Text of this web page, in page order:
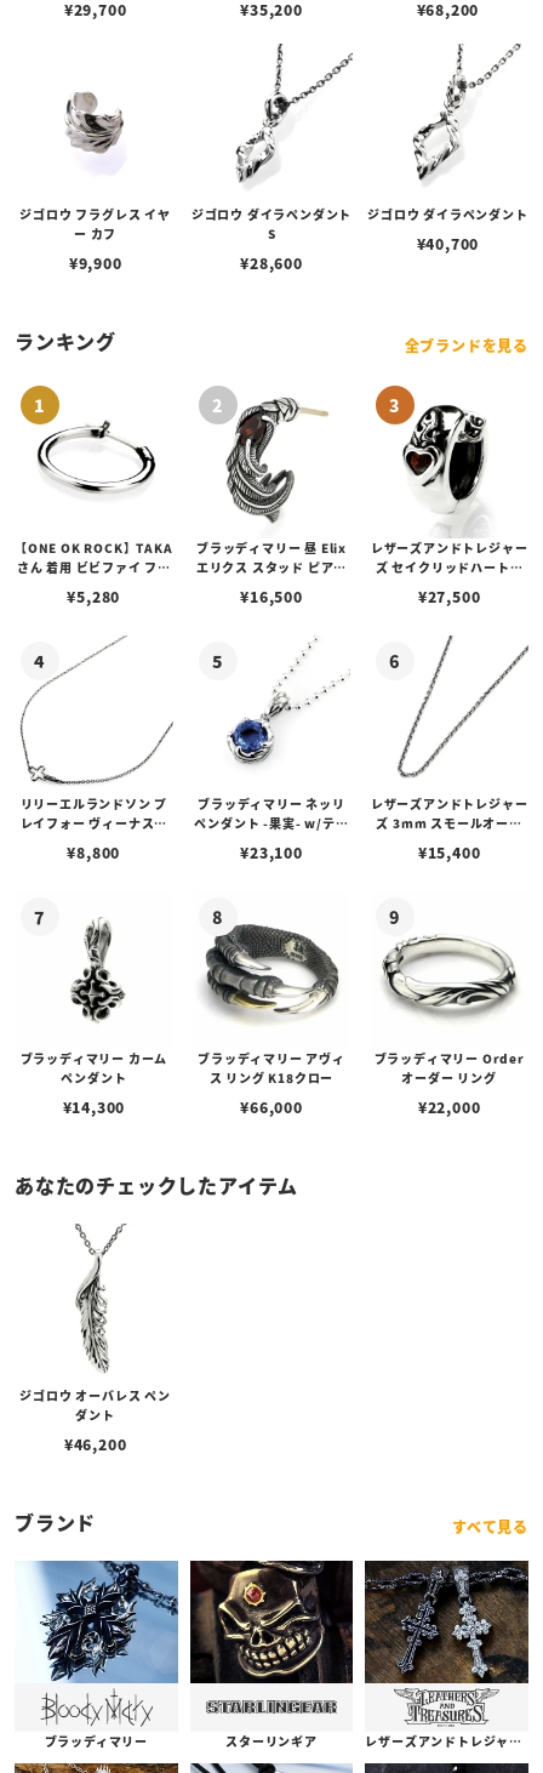
¥29,700 ¥35,200 ¥68,200
ジゴロウ フラグレス イヤ
ー カフ
¥9,900
ジゴロウ ダイラペンダント
S
¥28,600
ジゴロウ ダイラペンダント
¥40,700
ランキング 全ブランドを見る
【ONE OK ROCK】TAKA
さん 着用 ビビファイ フー
¥5,280
ブラッディマリー 昼 Elix
エリクス スタッド ピアス
¥16,500
レザーズアンドトレジャー
ズ セイクリッドハートピ
¥27,500
リリーエルランドソン プ
レイフォー ヴィーナスチ
¥8,800
ブラッディマリー ネッリ
ペンダント -果実- w/ティ
¥23,100
レザーズアンドトレジャー
ズ 3mm スモールオーバ
ブスタークラスプ＆LTロ
¥15,400
ブラッディマリー カーム
ペンダント
¥14,300
ブラッディマリー アヴィ
ス リング K18クロー
¥66,000
ブラッディマリー Order
オーダー リング
¥22,000
あなたのチェックしたアイテム
ジゴロウ オーバレス ペン
ダント
¥46,200
ブランド すべて見る
ブラッディマリー スターリンギア レザーズアンドトレジャーズ